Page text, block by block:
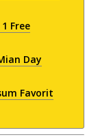
Free
Day
Favorit